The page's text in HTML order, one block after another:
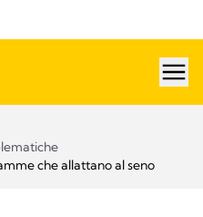
che allattano al seno